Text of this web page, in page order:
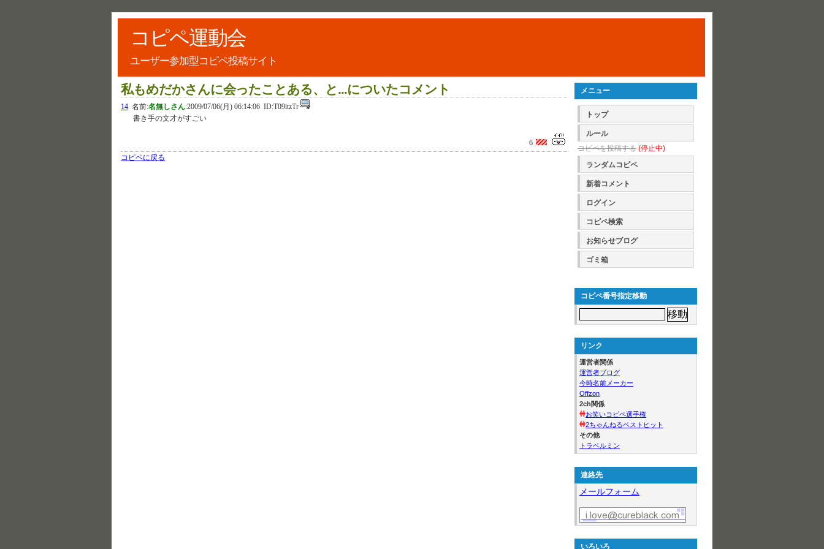
コピペ運動会
ユーザー参加型コピペ投稿サイト
私もめだかさんに会ったことある、と...についたコメント
14 名前:名無しさん:2009/07/06(月) 06:14:06 ID:T09itzTr
書き手の文才がすごい
6
コピペに戻る
メニュー
トップ
ルール
コピペを投稿する (停止中)
ランダムコピペ
新着コメント
ログイン
コピペ検索
お知らせブログ
ゴミ箱
コピペ番号指定移動
リンク
運営者関係
運営者ブログ
今時名前メーカー
Offzon
2ch関係
お笑いコピペ選手権
2ちゃんねるベストヒット
その他
トラベルミン
連絡先
メールフォーム
いろいろ